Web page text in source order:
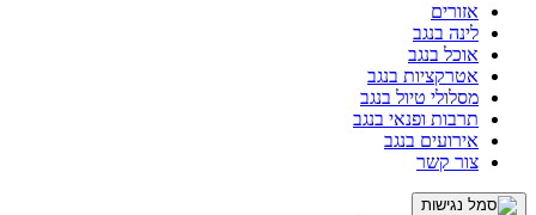
אזורים
לינה בנגב
אוכל בנגב
אטרקציות בנגב
מסלולי טיול בנגב
תרבות ופנאי בנגב
אירועים בנגב
צור קשר